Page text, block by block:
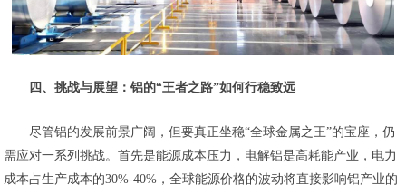
四、挑战与展望：铝的“王者之路”如何行稳致远
尽管铝的发展前景广阔，但要真正坐稳“全球金属之王”的宝座，仍
需应对一系列挑战。首先是能源成本压力，电解铝是高耗能产业，电力
成本占生产成本的30%-40%，全球能源价格的波动将直接影响铝产业的